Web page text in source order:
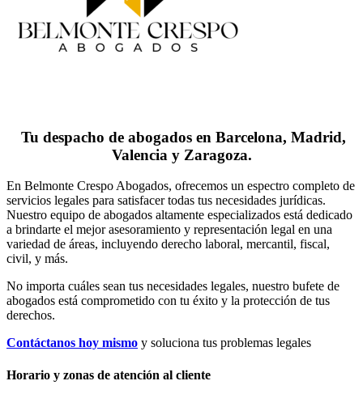
Tu despacho de abogados en Barcelona, Madrid,
Valencia y Zaragoza.
En Belmonte Crespo Abogados, ofrecemos un espectro completo de
servicios legales para satisfacer todas tus necesidades jurídicas.
Nuestro equipo de abogados altamente especializados está dedicado
a brindarte el mejor asesoramiento y representación legal en una
variedad de áreas, incluyendo derecho laboral, mercantil, fiscal,
civil, y más.
No importa cuáles sean tus necesidades legales, nuestro bufete de
abogados está comprometido con tu éxito y la protección de tus
derechos.
Contáctanos hoy mismo y soluciona tus problemas legales
Horario y zonas de atención al cliente